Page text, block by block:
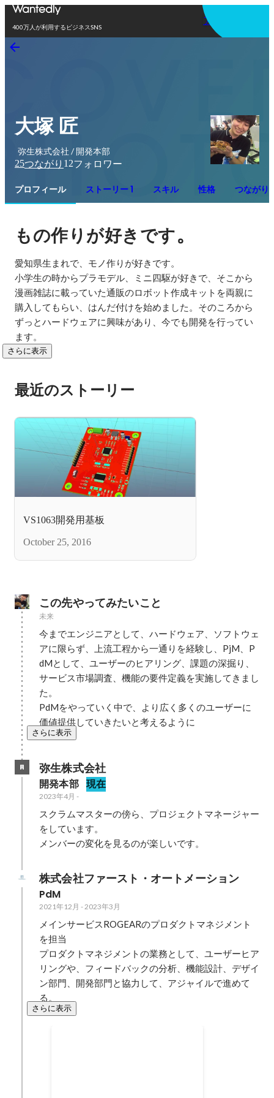
400万人が利用するビジネスSNS
アプリを使う
大塚 匠
弥生株式会社 / 開発本部
25つながり 12フォロワー
プロフィール ストーリー 1 スキル 性格 つながり
もの作りが好きです。
愛知県生まれで、モノ作りが好きです。
小学生の時からプラモデル、ミニ四駆が好きで、そこから
漫画雑誌に載っていた通販のロボット作成キットを両親に
購入してもらい、はんだ付けを始めました。そのころから
ずっとハードウェアに興味があり、今でも開発を行ってい
ます。
さらに表示
最近のストーリー
VS1063開発用基板
October 25, 2016
この先やってみたいこと
未来
今までエンジニアとして、ハードウェア、ソフトウェ
アに限らず、上流工程から一通りを経験し、PjM、P
dMとして、ユーザーのヒアリング、課題の深掘り、
サービス市場調査、機能の要件定義を実施してきまし
た。
PdMをやっていく中で、より広く多くのユーザーに
価値提供していきたいと考えるように
さらに表示
弥生株式会社
開発本部 現在
2023年4月 -
スクラムマスターの傍ら、プロジェクトマネージャー
をしています。
メンバーの変化を見るのが楽しいです。
株式会社ファースト・オートメーション
PdM
2021年12月 - 2023年3月
メインサービスROGEARのプロダクトマネジメント
を担当
プロダクトマネジメントの業務として、ユーザーヒア
リングや、フィードバックの分析、機能設計、デザイ
ン部門、開発部門と協力して、アジャイルで進めて
る。
さらに表示